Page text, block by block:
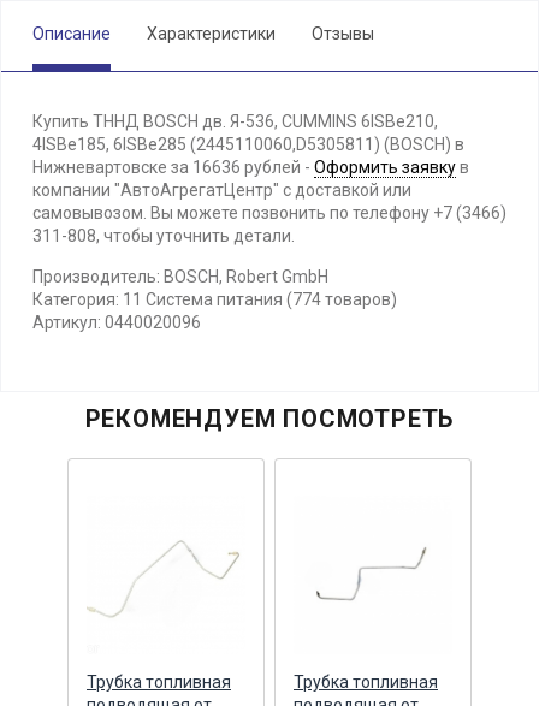
Описание Характеристики Отзывы
Купить ТННД BOSCH дв. Я-536, CUMMINS 6ISBe210,
4ISBe185, 6ISBe285 (2445110060,D5305811) (BOSCH) в
Нижневартовске за 16636 рублей - Оформить заявкув
компании "АвтоАгрегатЦентр" с доставкой или
самовывозом. Вы можете позвонить по телефону +7 (3466)
311-808, чтобы уточнить детали.
Производитель: BOSCH, Robert GmbH
Категория: 11 Система питания (774 товаров)
Артикул: 0440020096
РЕКОМЕНДУЕМ ПОСМОТРЕТЬ
Трубка топливная
Трубка топливная